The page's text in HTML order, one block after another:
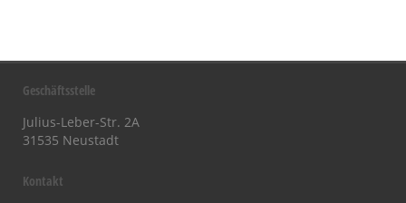
Geschäftsstelle
Julius-Leber-Str. 2A
31535 Neustadt
Kontakt